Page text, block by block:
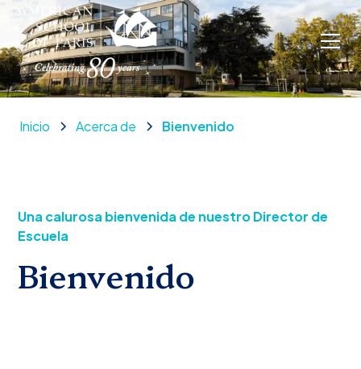
Inicio Acerca de Bienvenido
Una calurosa bienvenida de nuestro Director de
Escuela
Bienvenido